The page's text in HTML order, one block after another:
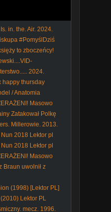
in. the. Air. 2024.
#PomyślDziś
to zboczeńcy!
2024.
happy thursday
/ Anatomia
Masowo
]
Zatakował Polkę
w Szpitalu! - Analiza
Millerowie. 2013.
2018 Lektor pl
2018 Lektor pl
Masowo
]
Braun uwolnił z
(1998) [Lektor PL]
(2010) Lektor PL
mecz. 1996.